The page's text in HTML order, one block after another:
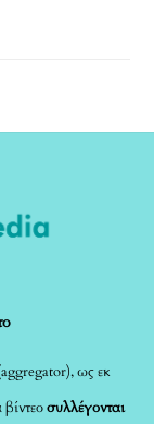
ως εκ
βίντεοσυλλέγονται